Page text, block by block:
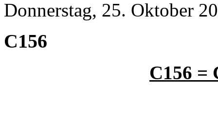
Donnerstag, 25. Oktober
C156
C156 =